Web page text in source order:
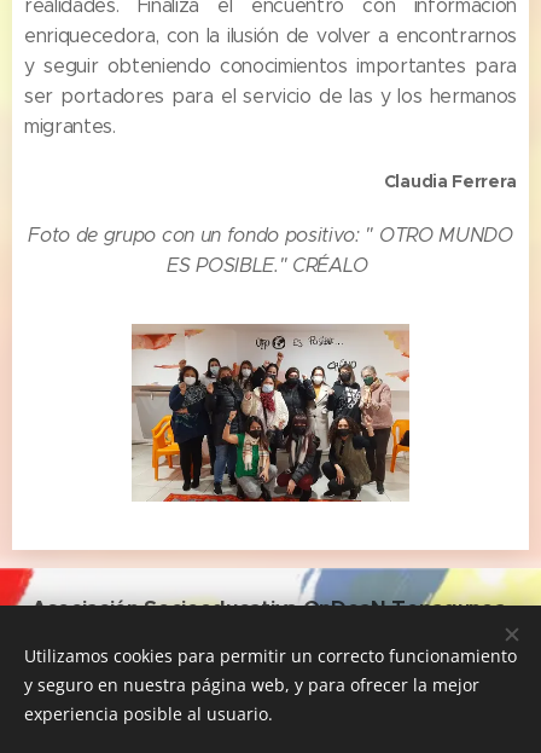
realidades. Finaliza el encuentro con información
enriquecedora, con la ilusión de volver a encontrarnos
y seguir obteniendo conocimientos importantes para
ser portadores para el servicio de las y los hermanos
migrantes.
Claudia Ferrera
Foto de grupo con un fondo positivo: " OTRO MUNDO
ES POSIBLE." CRÉALO
Asociación Socioeducativa OnDoaN Topagunea
COMPAÑIA DE MARIA C/ LIZARRA 2- 20006 SAN SEBASTIÁN
Cookies
Utilizamos cookies para permitir un correcto funcionamiento
y seguro en nuestra página web, y para ofrecer la mejor
experiencia posible al usuario.